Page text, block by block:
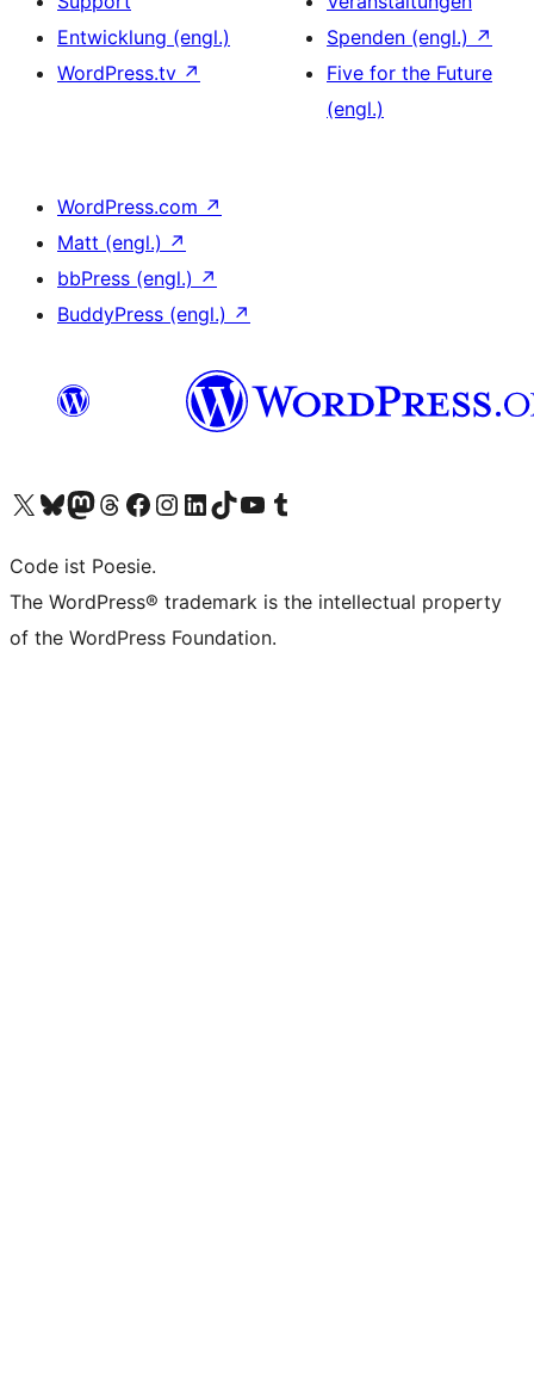
Entwicklung (engl.)
WordPress.tv ↗
Spenden (engl.) ↗
Five for the Future
(engl.)
WordPress.com ↗
Matt (engl.) ↗
bbPress (engl.) ↗
BuddyPress (engl.) ↗
Unser X-Konto (früher Twitter) besuchen
Unser Bluesky-Konto besuchen
Unser Mastodon-Konto besuchen
Unser Threads-Konto besuchen
Unsere Facebook-Seite besuchen
Unser Instagram-Konto besuchen
Unser LinkedIn-Konto besuchen
Unser TikTok-Konto besuchen
Unseren YouTube-Kanal besuchen
Unser Tumblr-Konto besuchen
Code ist Poesie.
The WordPress® trademark is the intellectual property
of the WordPress Foundation.